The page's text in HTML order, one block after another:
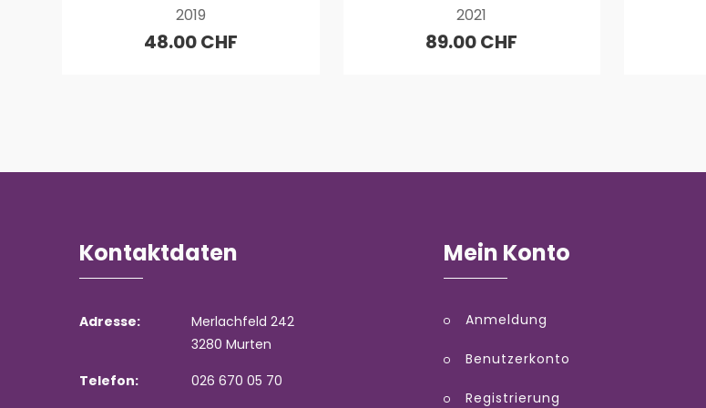
2019
48.00 CHF
2021
89.00 CHF
Kontaktdaten
Adresse:
Merlachfeld 242
3280 Murten
Telefon:
026 670 05 70
Mein Konto
Anmeldung
Benutzerkonto
Registrierung